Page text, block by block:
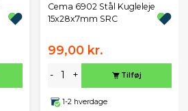
Cema 6902 Stål Kugleleje
15x28x7mm SRC
99,00 kr.
- + Tilføj
1-2 hverdage